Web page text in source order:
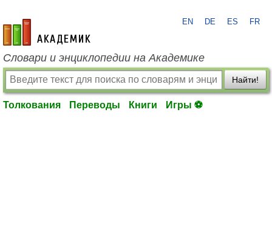
academic.ru
EN DE ES FR
Словари и энциклопедии на Академике
Найти!
Толкования Переводы Книги Игры ⚽